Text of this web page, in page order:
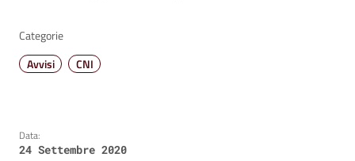
Categorie
Avvisi
CNI
Data:
24 Settembre 2020